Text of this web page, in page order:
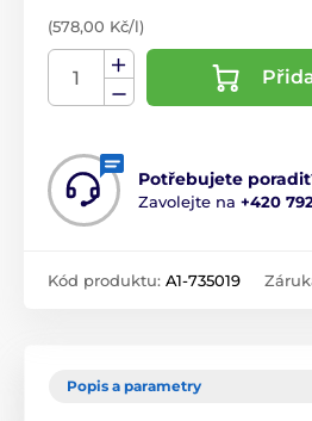
(578,00 Kč/l)
Potřebujete
Zavolejte na +420
Kód produktu: A1-735019
Popis a parametry